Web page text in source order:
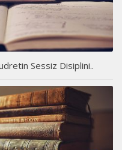
Sessiz Disiplini..